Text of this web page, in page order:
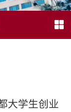
大学生创业